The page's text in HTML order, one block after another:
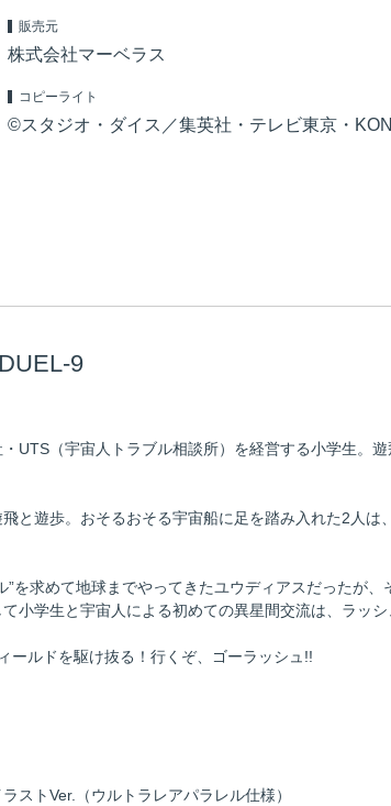
販売元
株式会社マーベラス
コピーライト
©スタジオ・ダイス／集英社・テレビ東京・
9
UTS（宇宙人トラブル相談所）を経営する小学生。
と遊歩。おそるおそる宇宙船に足を踏み入れた2人
を求めて地球までやってきたユウディアスだったが
小学生と宇宙人による初めての異星間交流は、ラッ
ールドを駆け抜る！行くぞ、ゴーラッシュ!!
ストVer.（ウルトラレアパラレル仕様）